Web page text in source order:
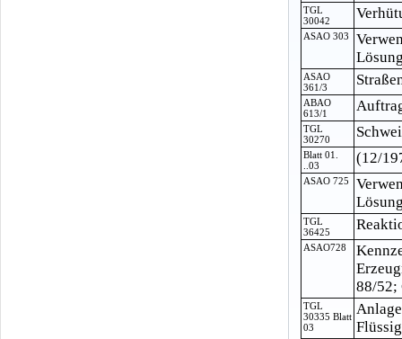
TGL
30042
ASAO 303
ASAO
361/3
ABAO
613/1
TGL
30270
Blatt 01.
..03
(12/
ASAO 725
TGL
36425
ASAO728
88/52;
TGL
30335 Blatt
03